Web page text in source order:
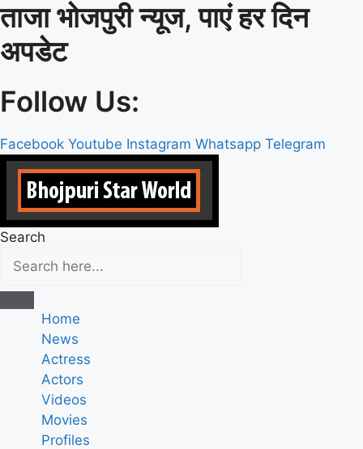
Skip
to
content
ताजा भोजपुरी न्यूज, पाएं हर दिन
अपडेट
Follow Us:
Facebook Youtube Instagram Whatsapp Telegram
Search
Home
News
Actress
Actors
Videos
Movies
Profiles